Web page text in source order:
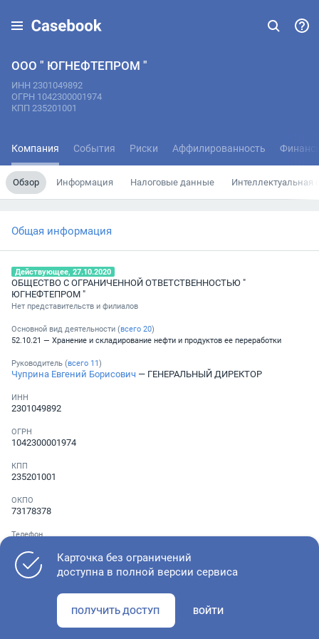
ООО " ЮГНЕФТЕПРОМ "
ИНН 2301049892
ОГРН 1042300001974
КПП 235201001
Компания События Риски Аффилированность
Обзор Информация Налоговые данные Интеллектуальная
Общая информация
Действующее, 27.10.2020
ОБЩЕСТВО С ОГРАНИЧЕННОЙ ОТВЕТСТВЕННОСТЬЮ "
ЮГНЕФТЕПРОМ "
Нет представительств и филиалов
Основной вид деятельности (всего 20)
52.10.21 — Хранение и складирование нефти и продуктов ее переработки
Руководитель (всего 11)
Чуприна Евгений Борисович — ГЕНЕРАЛЬНЫЙ ДИРЕКТОР
ИНН
2301049892
ОГРН
1042300001974
КПП
235201001
ОКПО
73178378
Телефон
Как оценить состояние компании
Карточка без ограничений
доступна в полной версии сервиса
ПОЛУЧИТЬ ДОСТУП ВОЙТИ